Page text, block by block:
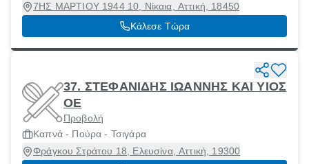
7ΗΣ ΜΑΡΤΙΟΥ 1944 10, Νίκαια, Αττική, 18450
Κάλεσε Τώρα
37. ΣΤΕΦΑΝΙΔΗΣ ΙΩΑΝΝΗΣ ΚΑΙ ΥΙΟΣ
ΟΕ
Προβολή
Καπνά - Πούρα - Τσιγάρα
Φράγκου Στράτου 18, Ελευσίνα, Αττική, 19300